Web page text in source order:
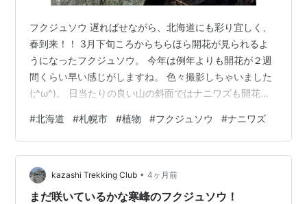
フクジュソウ 遅ればせながら、北海道にも彩り宜しく、
春到来！！ 3月下旬ころからちらほら開花が見られるよ
うになったフクジュソウ。 今年は例年よりも開花が２週
間くらい早い感じがしますね。 色々撮影しちゃいました
(;^ω^)。 日当たりの良い山の斜面ではナニワズも開花を
2026年3-4月 北海道札幌市） 本日は当ブログにご訪問下
さりありがとうございます。また明日もどうぞ、宜しく
お願い致します ・・・v(｡･ω･｡)ｨｪｨ♪ 昆虫ランキング に
ほんブログ村
#北海道 #札幌市 #植物 #フクジュソウ #ナニワズ
kazashi Trekking Club • 4ヶ月前
まだ咲いているかな寒峰のフクジュソウ！